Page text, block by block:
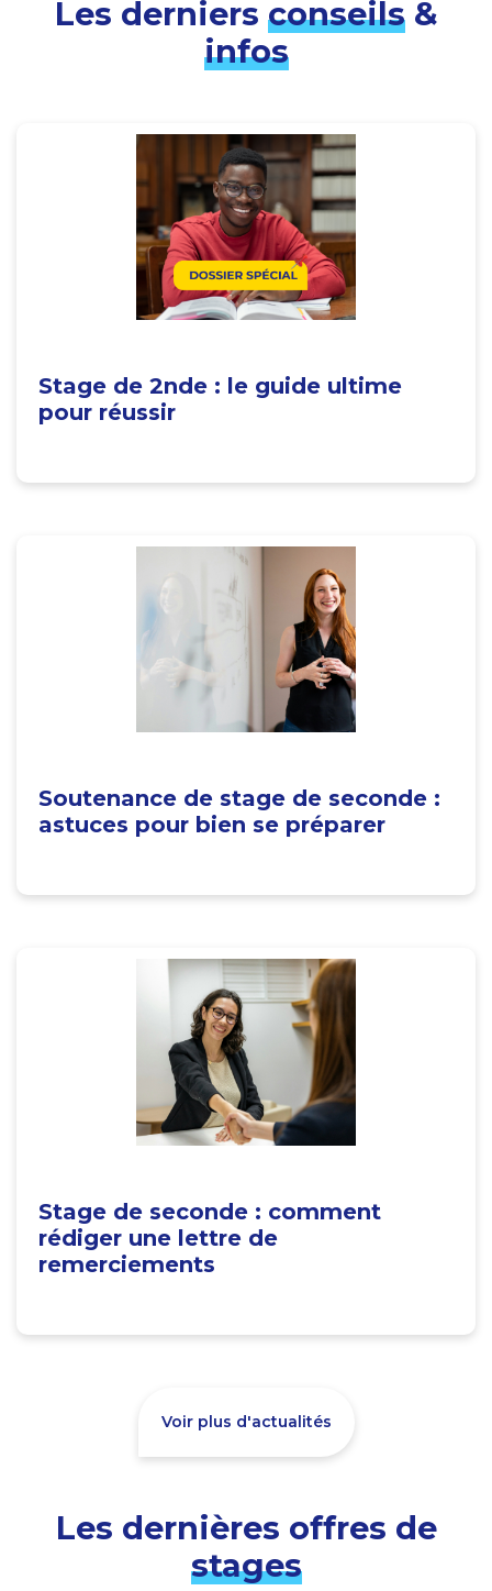
Les derniers conseils&
infos
Stage de 2nde : le guide ultime
pour réussir
Soutenance de stage de seconde :
astuces pour bien se préparer
Stage de seconde : comment
rédiger une lettre de
remerciements
Voir plus d'actualités
Les dernières offres de
stages